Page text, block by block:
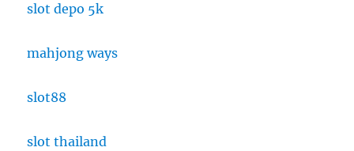
slot depo 5k
mahjong ways
slot88
slot thailand